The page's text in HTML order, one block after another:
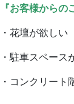
『お客様からの
・花壇が欲しい
・駐車スペース
・コンクリート